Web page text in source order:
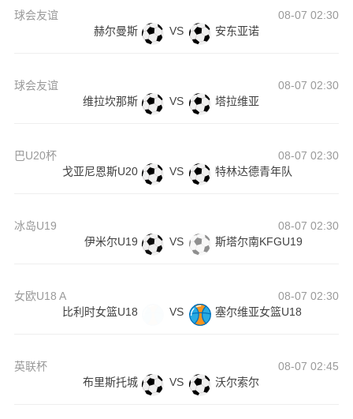
球会友谊
08-07 02:30
赫尔曼斯
VS 安东亚诺
球会友谊
08-07 02:30
维拉坎那斯
VS 塔拉维亚
巴U20杯
08-07 02:30
戈亚尼恩斯U20
VS 特林达德青年队
冰岛U19
08-07 02:30
伊米尔U19
VS 斯塔尔南KFGU19
女欧U18 A
08-07 02:30
比利时女篮U18
VS 塞尔维亚女篮U18
英联杯
08-07 02:45
布里斯托城
VS 沃尔索尔